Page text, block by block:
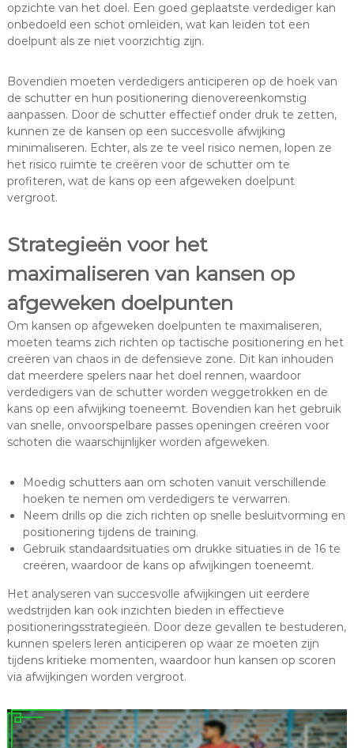
opzichte van het doel. Een goed geplaatste verdediger kan
onbedoeld een schot omleiden, wat kan leiden tot een
doelpunt als ze niet voorzichtig zijn.
Bovendien moeten verdedigers anticiperen op de hoek van
de schutter en hun positionering dienovereenkomstig
aanpassen. Door de schutter effectief onder druk te zetten,
kunnen ze de kansen op een succesvolle afwijking
minimaliseren. Echter, als ze te veel risico nemen, lopen ze
het risico ruimte te creëren voor de schutter om te
profiteren, wat de kans op een afgeweken doelpunt
vergroot.
Strategieën voor het
maximaliseren van kansen op
afgeweken doelpunten
Om kansen op afgeweken doelpunten te maximaliseren,
moeten teams zich richten op tactische positionering en het
creëren van chaos in de defensieve zone. Dit kan inhouden
dat meerdere spelers naar het doel rennen, waardoor
verdedigers van de schutter worden weggetrokken en de
kans op een afwijking toeneemt. Bovendien kan het gebruik
van snelle, onvoorspelbare passes openingen creëren voor
schoten die waarschijnlijker worden afgeweken.
Moedig schutters aan om schoten vanuit verschillende
hoeken te nemen om verdedigers te verwarren.
Neem drills op die zich richten op snelle besluitvorming en
positionering tijdens de training.
Gebruik standaardsituaties om drukke situaties in de 16 te
creëren, waardoor de kans op afwijkingen toeneemt.
Het analyseren van succesvolle afwijkingen uit eerdere
wedstrijden kan ook inzichten bieden in effectieve
positioneringsstrategieën. Door deze gevallen te bestuderen,
kunnen spelers leren anticiperen op waar ze moeten zijn
tijdens kritieke momenten, waardoor hun kansen op scoren
via afwijkingen worden vergroot.